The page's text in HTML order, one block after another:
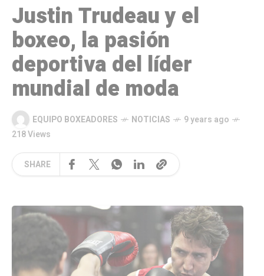
Justin Trudeau y el
boxeo, la pasión
deportiva del líder
mundial de moda
EQUIPO BOXEADORES NOTICIAS
9 years ago
218 Views
SHARE